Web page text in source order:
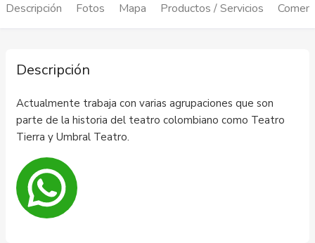
Descripción Fotos Mapa Productos / Servicios
Descripción
Actualmente trabaja con varias agrupaciones que son
parte de la historia del teatro colombiano como Teatro
Tierra y Umbral Teatro.